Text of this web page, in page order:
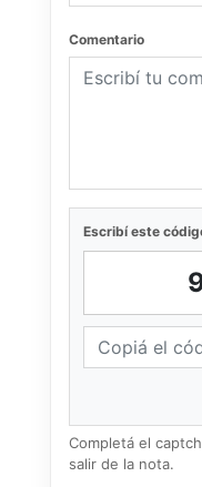
Comentario
Escribí este
Completá el
salir de la nota.